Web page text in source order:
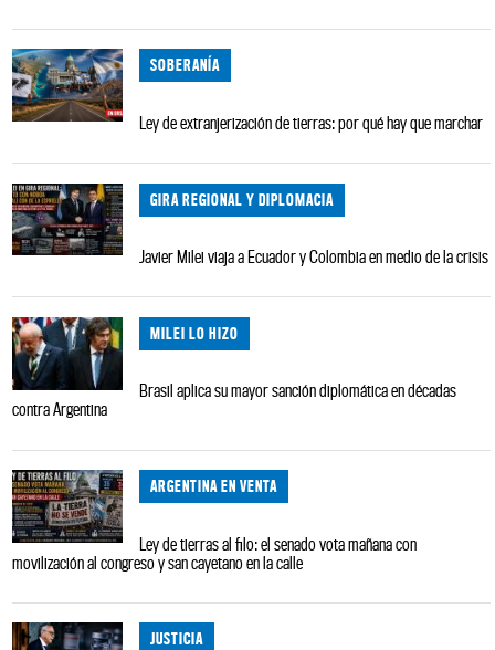
SOBERANÍA
Ley de extranjerización de tierras: por qué hay que marchar
GIRA REGIONAL Y DIPLOMACIA
Javier Milei viaja a Ecuador y Colombia en medio de la crisis
MILEI LO HIZO
Brasil aplica su mayor sanción diplomática en décadas
contra Argentina
ARGENTINA EN VENTA
Ley de tierras al filo: el senado vota mañana con
movilización al congreso y san cayetano en la calle
JUSTICIA